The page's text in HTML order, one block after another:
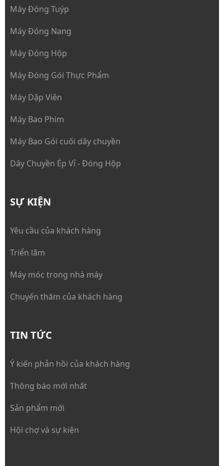
Máy Đóng Tuýp
Máy Đóng Nang
Máy Đóng Hộp
Máy Đóng Gói Thực Phẩm
Máy Dập Viên
Máy Bao Phim
Máy Bao Gói cuối dây chuyền
Dây Chuyền Ép Vỉ - Đóng Hộp
SỰ KIỆN
Yêu cầu của khách hàng
Triển lãm
Máy móc trong nhà máy
Chuyến thăm của khách hàng
TIN TỨC
Ý kiến phản hồi của khách hàng
Thông báo mới nhất
Sản phẩm mới
Hội chợ và sự kiện